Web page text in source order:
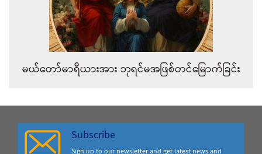
မယ်တော်မာရီယားအား ဘုရင်မအဖြစ်တင်မြောက်ခြင်း
Subscribe